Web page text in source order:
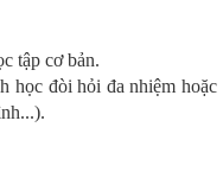
tập cơ bản.
học đòi hỏi đa nhiệm hoặc